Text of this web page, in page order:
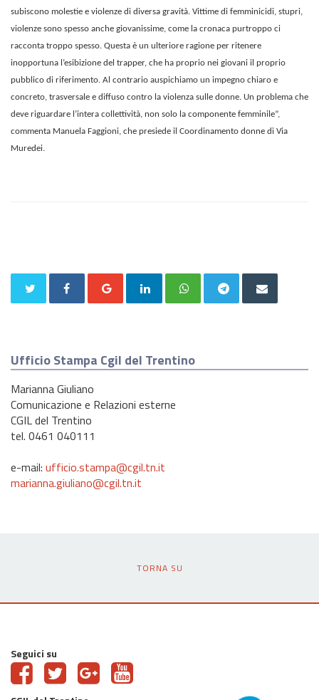
subiscono molestie e violenze di diversa gravità. Vittime di femminicidi, stupri,
violenze sono spesso anche giovanissime, come la cronaca purtroppo ci
racconta troppo spesso. Questa è un ulteriore ragione per ritenere
inopportuna l’esibizione del trapper, che ha proprio nei giovani il proprio
pubblico di riferimento. Al contrario auspichiamo un impegno chiaro e
concreto, trasversale e diffuso contro la violenza sulle donne. Un problema che
deve riguardare l’intera collettività, non solo la componente femminile”,
commenta Manuela Faggioni, che presiede il Coordinamento donne di Via
Muredei.
Ufficio Stampa Cgil del Trentino
Marianna Giuliano
Comunicazione e Relazioni esterne
CGIL del Trentino
tel. 0461 040111
e-mail: ufficio.stampa@cgil.tn.it
marianna.giuliano@cgil.tn.it
TORNA SU
Seguici su